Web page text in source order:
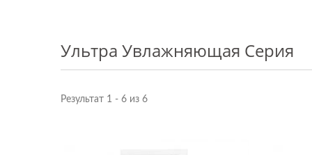
Ультра Увлажняющая Серия
Результат 1 - 6 из 6